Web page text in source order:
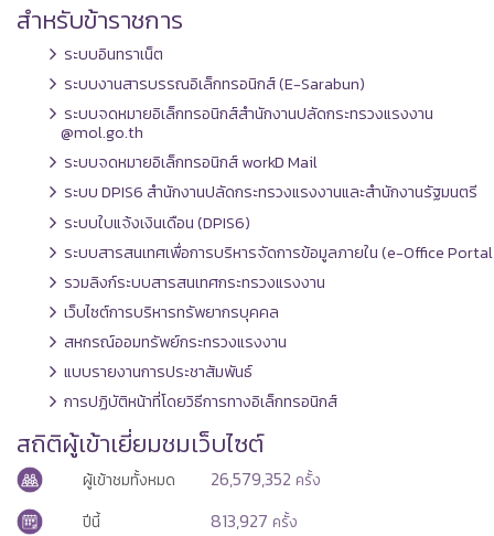
สำหรับข้าราชการ
ระบบอินทราเน็ต
ระบบงานสารบรรณอิเล็กทรอนิกส์ (E-Sarabun)
ระบบจดหมายอิเล็กทรอนิกส์สำนักงานปลัดกระทรวงแรงงาน
@mol.go.th
ระบบจดหมายอิเล็กทรอนิกส์ workD Mail
ระบบ DPIS6 สำนักงานปลัดกระทรวงแรงงานและสำนักงานรัฐมนตรี
ระบบใบแจ้งเงินเดือน (DPIS6)
ระบบสารสนเทศเพื่อการบริหารจัดการข้อมูลภายใน (e-Office
รวมลิงก์ระบบสารสนเทศกระทรวงแรงงาน
เว็บไซต์การบริหารทรัพยากรบุคคล
สหกรณ์ออมทรัพย์กระทรวงแรงงาน
แบบรายงานการประชาสัมพันธ์
การปฏิบัติหน้าที่โดยวิธีการทางอิเล็กทรอนิกส์
สถิติผู้เข้าเยี่ยมชมเว็บไซต์
ผู้เข้าชมทั้งหมด 26,579,352 ครั้ง
ปีนี้
813,927 ครั้ง